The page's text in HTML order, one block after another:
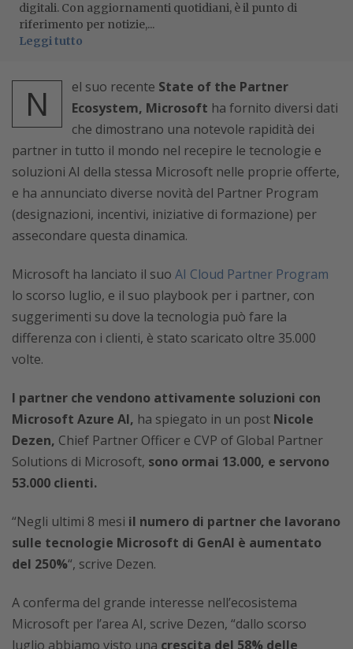
digitali. Con aggiornamenti quotidiani, è il punto di
riferimento per notizie,...
Leggi tutto
N el suo recente State of the Partner
Ecosystem, Microsoft ha fornito diversi dati
che dimostrano una notevole rapidità dei
partner in tutto il mondo nel recepire le tecnologie e
soluzioni AI della stessa Microsoft nelle proprie offerte,
e ha annunciato diverse novità del Partner Program
(designazioni, incentivi, iniziative di formazione) per
assecondare questa dinamica.
Microsoft ha lanciato il suo AI Cloud Partner Program
lo scorso luglio, e il suo playbook per i partner, con
suggerimenti su dove la tecnologia può fare la
differenza con i clienti, è stato scaricato oltre 35.000
volte.
I partner che vendono attivamente soluzioni con
Microsoft Azure AI, ha spiegato in un post Nicole
Dezen, Chief Partner Officer e CVP of Global Partner
Solutions di Microsoft, sono ormai 13.000, e servono
53.000 clienti.
“Negli ultimi 8 mesi il numero di partner che lavorano
sulle tecnologie Microsoft di GenAI è aumentato
del 250%“, scrive Dezen.
A conferma del grande interesse nell’ecosistema
Microsoft per l’area AI, scrive Dezen, “dallo scorso
luglio abbiamo visto una crescita del 58% delle